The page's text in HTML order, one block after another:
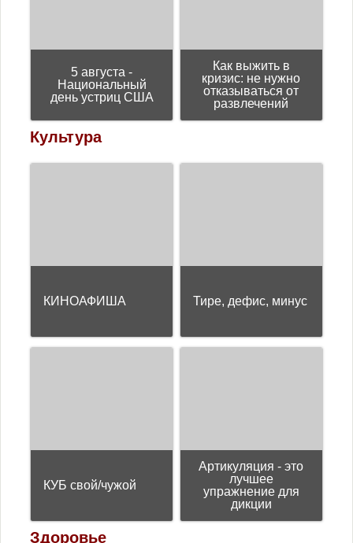
5 августа -
Национальный
день устриц США
Как выжить в
кризис: не нужно
отказываться от
развлечений
Культура
КИНОАФИША Тире, дефис, минус
КУБ свой/чужой
Артикуляция - это
лучшее
упражнение для
дикции
Здоровье